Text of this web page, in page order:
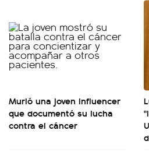
Murió una joven influencer
que documentó su lucha
contra el cáncer